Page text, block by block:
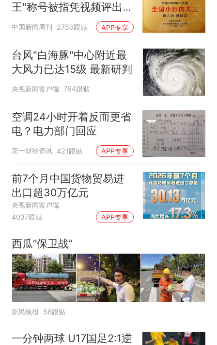
王"称号被指凭视频评出
官方回应
中国新闻周刊 2750跟贴 APP专享
台风"白海豚"中心附近最
大风力已达15级 最新研判
央视新闻客户端 764跟贴
空调24小时开着反而更省
电？电力部门回应
第一财经资讯 421跟贴 APP专享
前7个月中国货物贸易进
出口超30万亿元
央视新闻客户端
4037跟贴
APP专享
西瓜“保卫战”
新民晚报 56跟贴
一分钟两球 U17国足2:1逆